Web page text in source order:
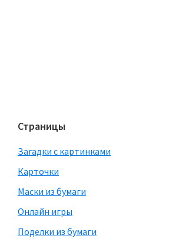
Страницы
Загадки с картинками
Карточки
Маски из бумаги
Онлайн игры
Поделки из бумаги